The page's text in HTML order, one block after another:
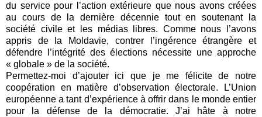
du service pour l’action extérieure que nous avons créées
au cours de la dernière décennie tout en soutenant la
société civile et les médias libres. Comme nous l’avons
appris de la Moldavie, contrer l’ingérence étrangère et
défendre l’intégrité des élections nécessite une approche
« globale » de la société.
Permettez-moi d’ajouter ici que je me félicite de notre
coopération en matière d’observation électorale. L’Union
européenne a tant d’expérience à offrir dans le monde entier
pour la défense de la démocratie. J’ai hâte à notre